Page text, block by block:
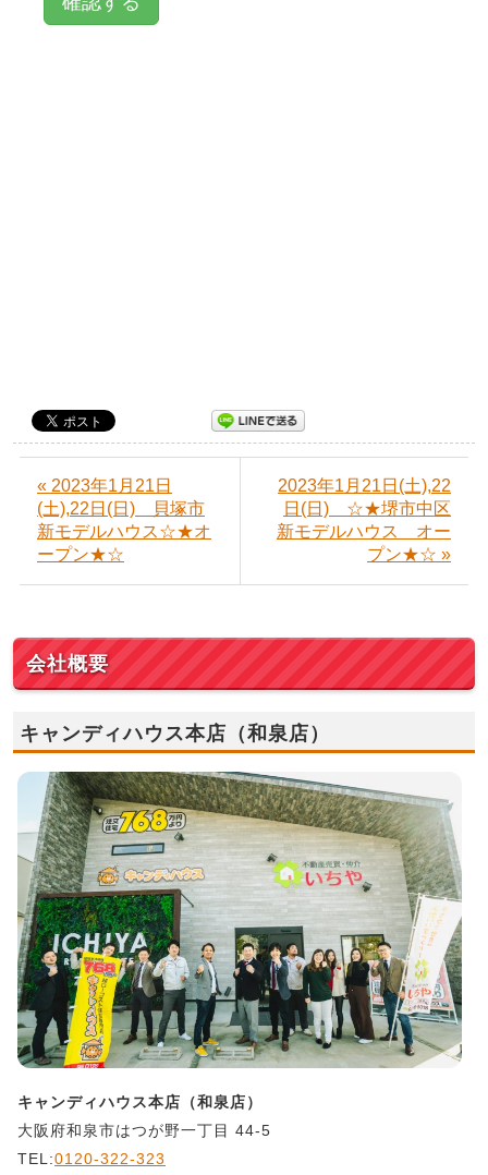
« 2023年1月21日
(土),22日(日) 貝塚市
新モデルハウス☆★オ
ープン★☆
2023年1月21日(土),22
日(日) ☆★堺市中区
新モデルハウス オー
プン★☆ »
会社概要
キャンディハウス本店（和泉店）
キャンディハウス本店（和泉店）
大阪府和泉市はつが野一丁目 44-5
TEL:0120-322-323